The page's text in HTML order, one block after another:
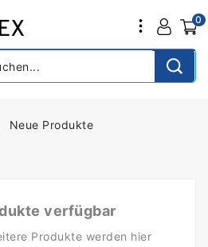
0
Neue Produkte
verfügbar
Produkte werden hier